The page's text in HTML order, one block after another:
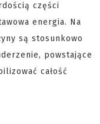
części
energia. Na
są stosunkowo
powstające
całość